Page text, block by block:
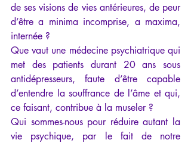
de ses visions de vies antérieures, de peur
d’être a minima incomprise, a maxima,
internée ?
Que vaut une médecine psychiatrique qui
met des patients durant 20 ans sous
antidépresseurs, faute d’être capable
d’entendre la souffrance de l’âme et qui,
ce faisant, contribue à la museler ?
Qui sommes-nous pour réduire autant la
vie psychique, par le fait de notre